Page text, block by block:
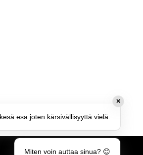
✕
esa joten kärsivällisyyttä vielä.
Miten voin auttaa sinua? 😊